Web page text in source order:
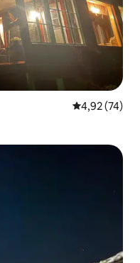
Évaluation
4,92 (74)